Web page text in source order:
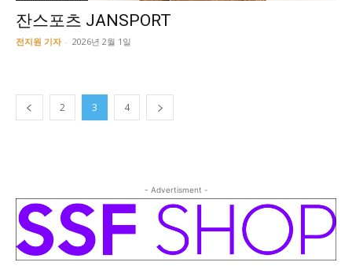
잔스포츠 JANSPORT
전지원 기자 - 2026년 2월 1일
2 3 4
- Advertisment -